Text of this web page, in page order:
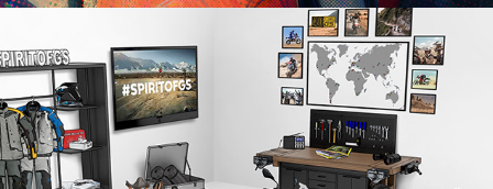
BMW Motorrad